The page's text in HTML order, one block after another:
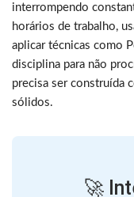
interrompendo
horários de trabalho,
aplicar técnicas como
disciplina para não
precisa ser construída
sólidos.
🚀